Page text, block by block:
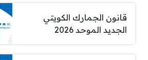
قانون الجمارك الكويتي
الجديد الموحد 2026